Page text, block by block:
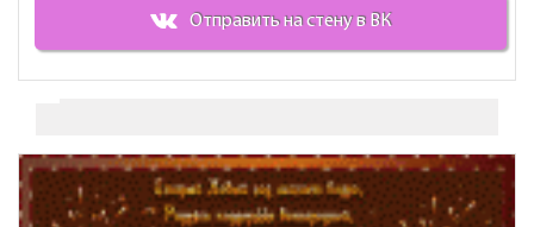
Отправить на стену в ВК